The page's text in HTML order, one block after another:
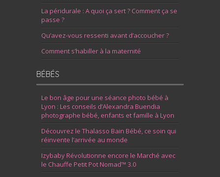
La péridurale : A quoi ça sert ? Comment ça se
passe ?
Qu’avez-vous ressenti avant d’accoucher ?
Comment s’habiller à la maternité
BÉBÉS
Le bon âge pour une séance photo bébé à
Lyon : Les conseils d’Alexandra Buendia
photographe bébé, enfants et famille à Lyon
Découvrez le Thalasso Bain Bébé, ce soin qui
réinvente l’arrivée au monde
Izybaby Révolutionne encore le Marché avec
le Chauffe Petit Pot Nomad™ 3.0